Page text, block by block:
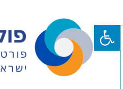
פתח סרגל נגישות